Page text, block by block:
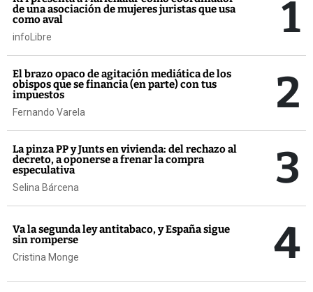
de una asociación de mujeres juristas que usa
como aval
infoLibre 1
El brazo opaco de agitación mediática de los
obispos que se financia (en parte) con tus
impuestos
Fernando Varela 2
La pinza PP y Junts en vivienda: del rechazo al
decreto, a oponerse a frenar la compra
especulativa
Selina Bárcena 3
Va la segunda ley antitabaco, y España sigue
sin romperse
Cristina Monge 4